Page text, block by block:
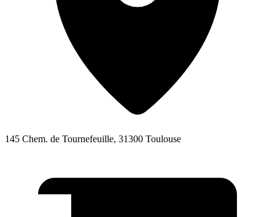
145 Chem. de Tournefeuille, 31300 Toulouse